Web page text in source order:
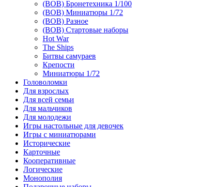
(ВОВ) Бронетехника 1/100
(ВОВ) Миниатюры 1/72
(ВОВ) Разное
(ВОВ) Стартовые наборы
Hot War
The Ships
Битвы самураев
Крепости
Миниатюры 1/72
Головоломки
Для взрослых
Для всей семьи
Для мальчиков
Для молодежи
Игры настольные для девочек
Игры с миниатюрами
Исторические
Карточные
Кооперативные
Логические
Монополия